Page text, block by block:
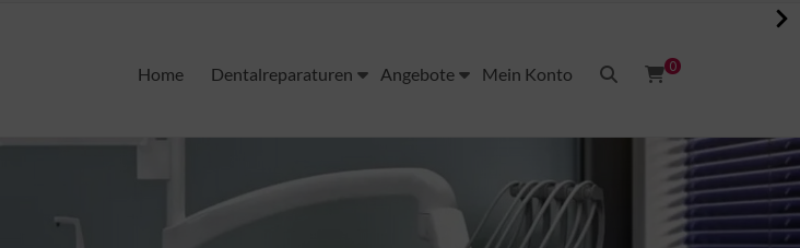
0
Home Dentalreparaturen Angebote Mein Konto